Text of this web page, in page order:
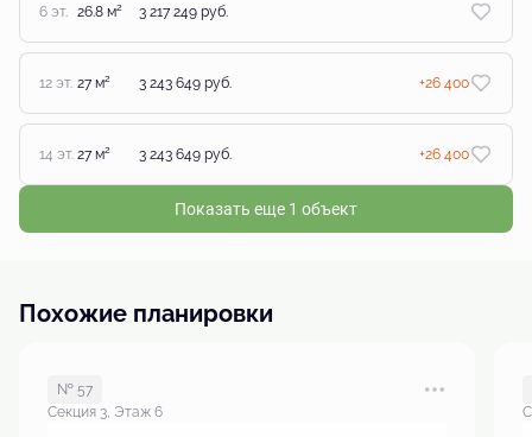
6 эт. 26.8 м2 3 217 249 руб.
12 эт. 27 м2 3 243 649 руб. +26 400
14 эт. 27 м2 3 243 649 руб. +26 400
Показать еще 1 объект
Похожие планировки
№ 57
Секция 3, Этаж 6